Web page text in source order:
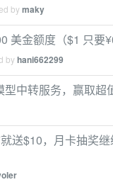
bymaky
美金额度（$1 只要
byhani662299
中转服务，赢取超
送$10，月卡抽奖